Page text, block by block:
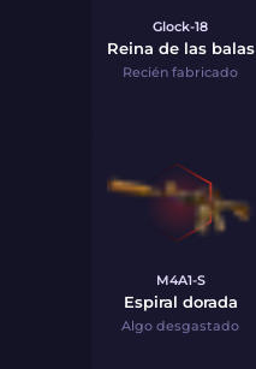
Glock-18
Reina de las balas
Recién fabricado
M4A1-S
Espiral dorada
Algo desgastado